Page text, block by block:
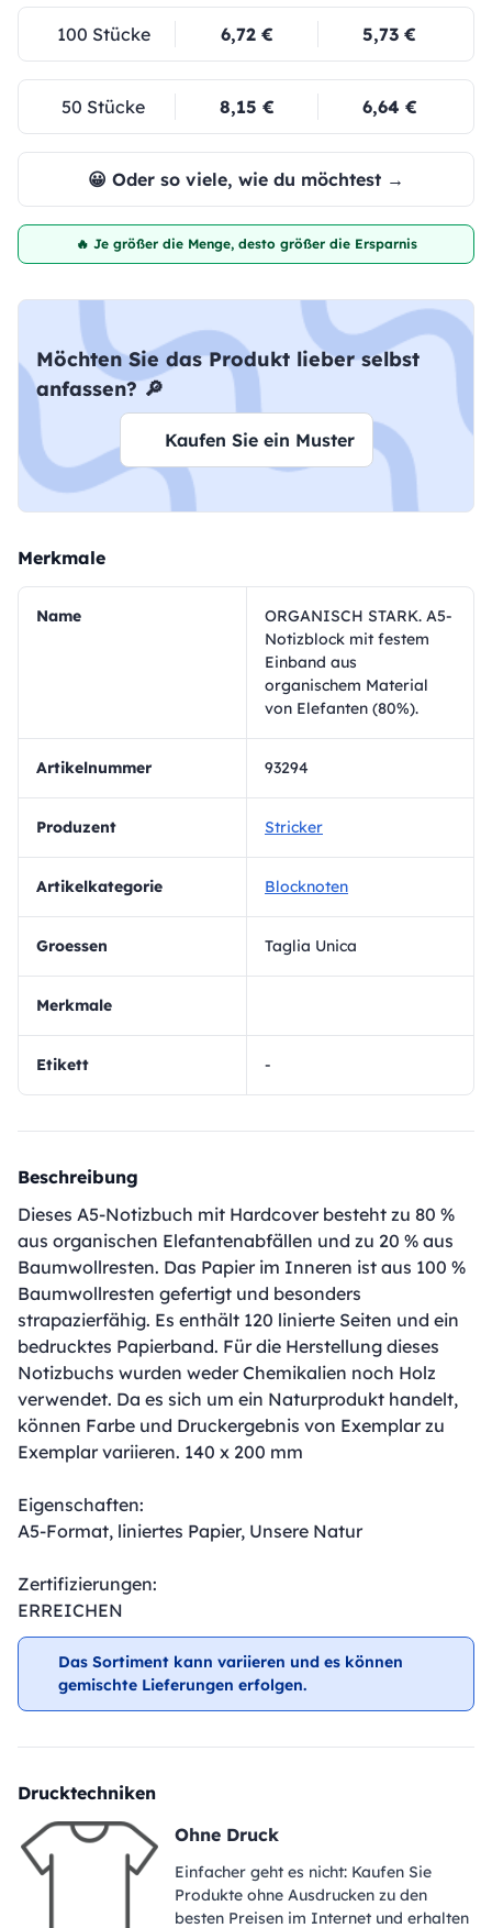
100 Stücke 6,72 € 5,73 €
50 Stücke 8,15 € 6,64 €
😀 Oder so viele, wie du möchtest →
🔥 Je größer die Menge, desto größer die Ersparnis
Möchten Sie das Produkt lieber selbst
anfassen? 🔎
Kaufen Sie ein Muster
Merkmale
Name
ORGANISCH STARK. A5-
Notizblock mit festem
Einband aus
organischem Material
von Elefanten (80%).
Artikelnummer 93294
Produzent Stricker
Artikelkategorie Blocknoten
Groessen Taglia Unica
Merkmale
Etikett -
Beschreibung
Dieses A5-Notizbuch mit Hardcover besteht zu 80 %
aus organischen Elefantenabfällen und zu 20 % aus
Baumwollresten. Das Papier im Inneren ist aus 100 %
Baumwollresten gefertigt und besonders
strapazierfähig. Es enthält 120 linierte Seiten und ein
bedrucktes Papierband. Für die Herstellung dieses
Notizbuchs wurden weder Chemikalien noch Holz
verwendet. Da es sich um ein Naturprodukt handelt,
können Farbe und Druckergebnis von Exemplar zu
Exemplar variieren. 140 x 200 mm
Eigenschaften:
A5-Format, liniertes Papier, Unsere Natur
Zertifizierungen:
ERREICHEN
Das Sortiment kann variieren und es können
gemischte Lieferungen erfolgen.
Drucktechniken
Ohne Druck
Einfacher geht es nicht: Kaufen Sie
Produkte ohne Ausdrucken zu den
besten Preisen im Internet und erhalten